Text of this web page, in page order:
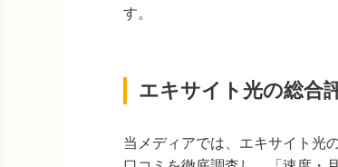
す。
エキサイト光の総合
当メディアでは、エキサイト光